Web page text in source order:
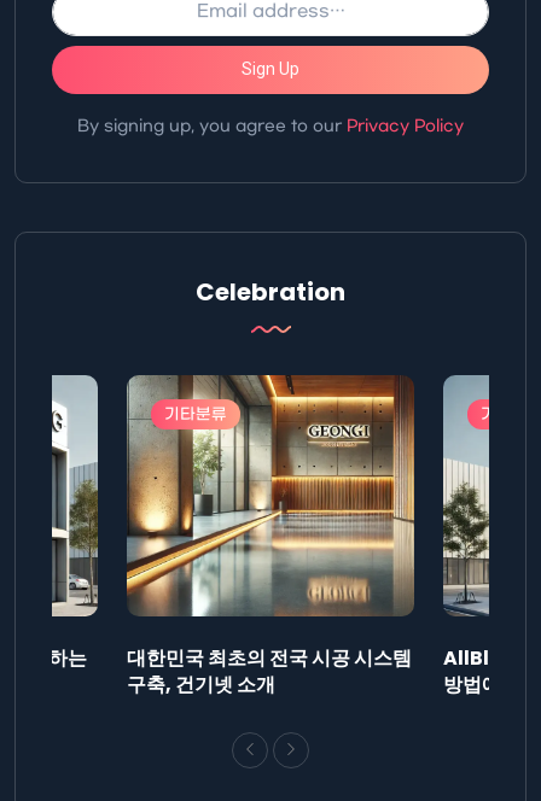
Sign Up
By signing up, you agree to our Privacy Policy
Celebration
제출하는
기타분류
대한민국 최초의 전국 시공 시스템
구축, 건기넷 소개
기타분
AllBlog에
방법에 대